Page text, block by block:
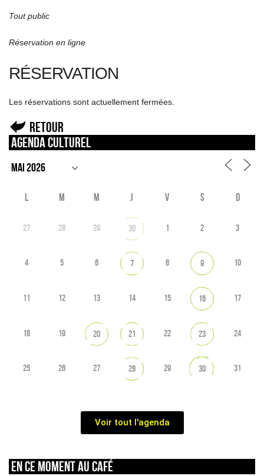
Tout public
Réservation en ligne
RÉSERVATION
Les réservations sont actuellement fermées.
Retour
Agenda culturel
L M M J V S D
27 28 29 30 1 2 3
4 5 6 7 8 9 10
11 12 13 14 15 16 17
18 19 20 21 22 23 24
25 26 27 28 29 30 31
Voir tout l'agenda
En ce moment au café